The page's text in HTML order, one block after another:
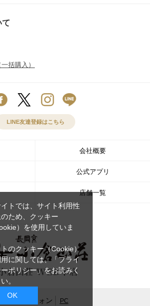
PC
スマートフォン
て
括購入）
LINE友達登録はこちら
会社概要
公式アプリ
店舗一覧
トでは、サイト利用性
ため、クッキー
）を使用していま
のクッキー（Cookie）
に関しては、「プライ
ポリシー」をお読みく
。
OK